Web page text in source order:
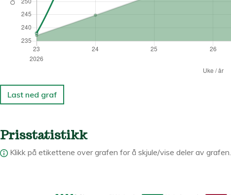
Last ned graf
Prisstatistikk
Klikk på etikettene over grafen for å skjule/vise deler av grafen.